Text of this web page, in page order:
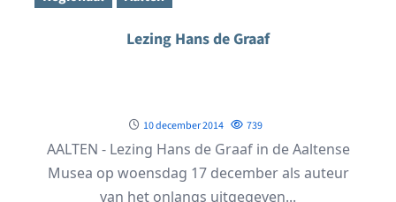
Lezing Hans de Graaf
10 december 2014 739
AALTEN - Lezing Hans de Graaf in de Aaltense
Musea op woensdag 17 december als auteur
van het onlangs uitgegeven...